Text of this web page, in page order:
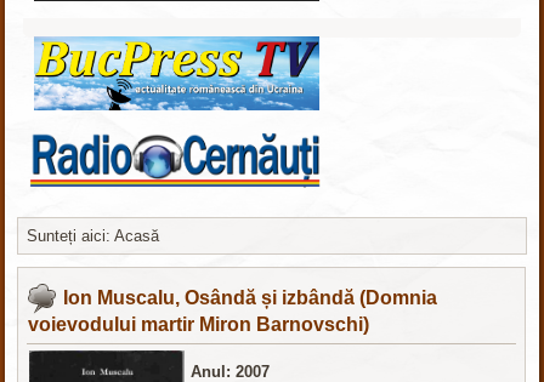
Sunteți aici:Acasă
Ion Muscalu, Osândă și izbândă (Domnia
voievodului martir Miron Barnovschi)
Anul: 2007